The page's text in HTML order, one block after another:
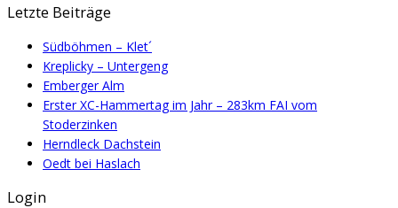
Letzte Beiträge
Südböhmen – Klet´
Kreplicky – Untergeng
Emberger Alm
Erster XC-Hammertag im Jahr – 283km FAI vom
Stoderzinken
Herndleck Dachstein
Oedt bei Haslach
Login